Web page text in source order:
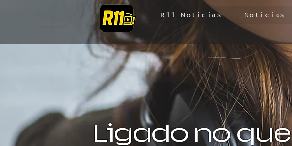
R11 Noticias Notícias
Ligado no que